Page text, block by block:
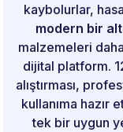
kaybolurlar,
modern bir
malzemeleri
dijital platform.
alıştırması,
kullanıma hazır
tek bir uygun